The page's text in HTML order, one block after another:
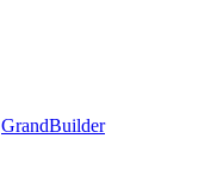
GrandBuilder